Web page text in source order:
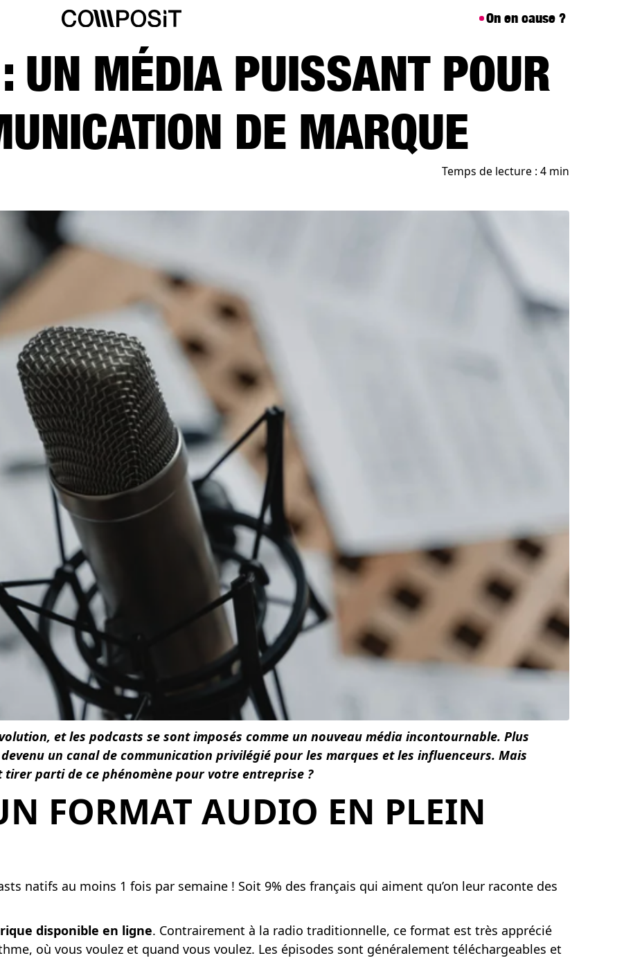
On en cause ?
UN MÉDIA PUISSANT POUR
DE MARQUE
Temps de lecture : 4 min
et les podcasts se sont imposés comme un nouveau média incontournable. Plus
un canal de communication privilégié pour les marques et les influenceurs. Mais
parti de ce phénomène pour votre entreprise ?
FORMAT AUDIO EN PLEIN
natifs au moins 1 fois par semaine ! Soit 9% des français qui aiment qu’on leur raconte des
disponible en ligne. Contrairement à la radio traditionnelle, ce format est très apprécié
où vous voulez et quand vous voulez. Les épisodes sont généralement téléchargeables et